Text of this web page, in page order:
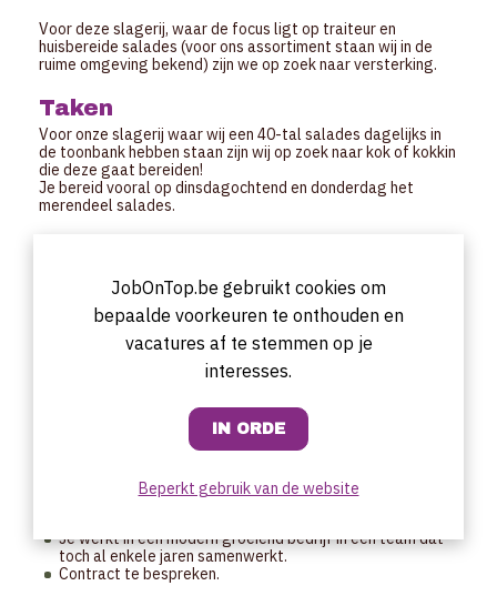
Voor deze slagerij, waar de focus ligt op traiteur en
huisbereide salades (voor ons assortiment staan wij in de
ruime omgeving bekend) zijn we op zoek naar versterking.
Taken
Voor onze slagerij waar wij een 40-tal salades dagelijks in
de toonbank hebben staan zijn wij op zoek naar kok of kokkin
die deze gaat bereiden!
Je bereid vooral op dinsdagochtend en donderdag het
merendeel salades.
Kok of kokkin die zelfstandig, snel en efficiënt werkt!
Je bent niet bang om je handen uit de mouwen te steken.
Je bent een vroege vogel!
Uurrooster
Uren overeen te komen!
Je werkt in een modern groeiend bedrijf in een team dat
toch al enkele jaren samenwerkt.
Contract te bespreken.
JobOnTop.be gebruikt cookies om
bepaalde voorkeuren te onthouden en
vacatures af te stemmen op je
interesses.
Beperkt gebruik van de website